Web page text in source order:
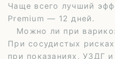
Чаще всего лучший
Premium — 12 дней.
Можно ли при
При сосудистых
при показаниях, УЗДГ и